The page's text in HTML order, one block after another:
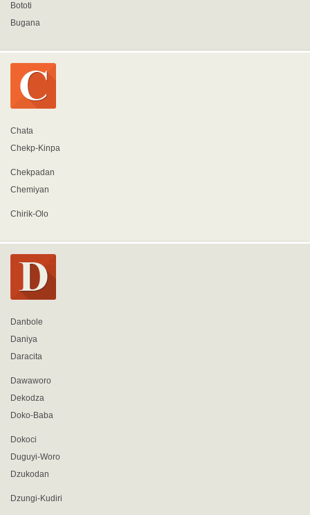
Bototi
Bugana
Chata
Chekp-Kinpa
Chekpadan
Chemiyan
Chirik-Olo
Danbole
Daniya
Daracita
Dawaworo
Dekodza
Doko-Baba
Dokoci
Duguyi-Woro
Dzukodan
Dzungi-Kudiri